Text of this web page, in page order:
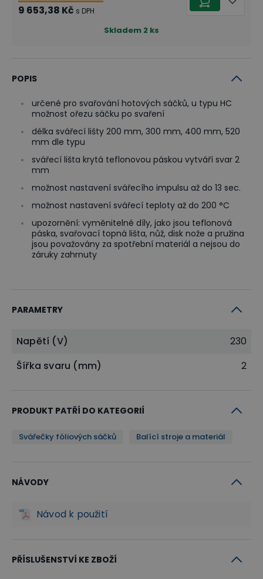
9 653,38 Kč s DPH
Skladem 2 ks
POPIS
určené pro svařování hotových sáčků, u typu HC
možnost ořezu sáčku po svaření
délka svářecí lišty 200 mm, 300 mm, 400 mm, 520
mm dle typu
svářecí lišta krytá teflonovou páskou vytváří svar 2
mm
možnost nastavení svářecího impulsu až do 13 sec.
možnost nastavení svářecí teploty až do 200 °C
upozornění: vyměnitelné díly, jako jsou teflonová
páska, svařovací topná lišta, nůž, disk nože a pružina
jsou považovány za spotřební materiál a nejsou do
záruky zahrnuty
PARAMETRY
Napětí (V)
230
Šířka svaru (mm)
2
PRODUKT PATŘÍ DO KATEGORIÍ
Svářečky fóliových sáčků Balící stroje a materiál
NÁVODY
Návod k použití
PŘÍSLUŠENSTVÍ KE ZBOŽÍ